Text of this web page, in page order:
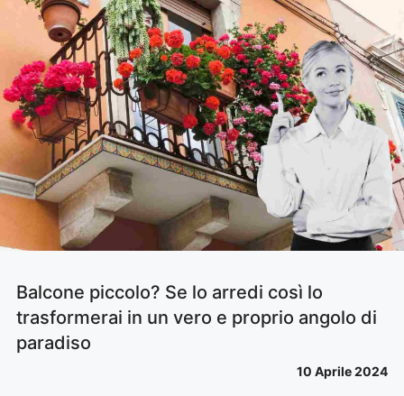
Balcone piccolo? Se lo arredi così lo
trasformerai in un vero e proprio angolo di
paradiso
10 Aprile 2024